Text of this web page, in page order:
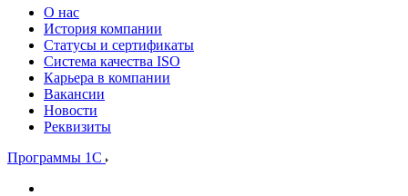
О нас
История компании
Статусы и сертификаты
Система качества ISO
Карьера в компании
Вакансии
Новости
Реквизиты
Программы 1С